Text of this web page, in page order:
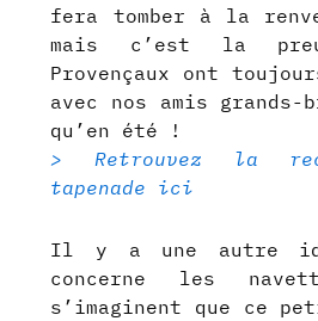
fera tomber à la
mais c’est la
Provençaux ont
avec nos amis grands-
qu’en été !
> Retrouvez la
tapenade ici
Il y a une autre
concerne les
s’imaginent que ce